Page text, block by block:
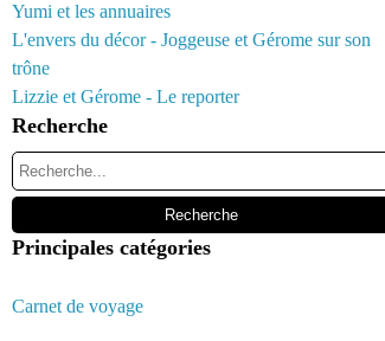
Yumi et les annuaires
L'envers du décor - Joggeuse et Gérome sur son
trône
Lizzie et Gérome - Le reporter
Recherche
Principales catégories
Carnet de voyage